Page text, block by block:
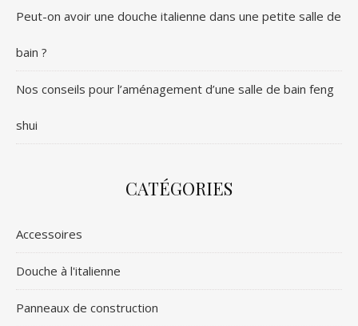
Peut-on avoir une douche italienne dans une petite salle de
bain ?
Nos conseils pour l’aménagement d’une salle de bain feng
shui
CATÉGORIES
Accessoires
Douche à l'italienne
Panneaux de construction